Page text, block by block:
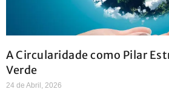
A Circularidade como Pilar
Verde
24 de Abril, 2026